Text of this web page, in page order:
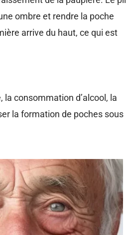
ombre et rendre la poche
arrive du haut, ce qui est
la consommation d’alcool, la
la formation de poches sous